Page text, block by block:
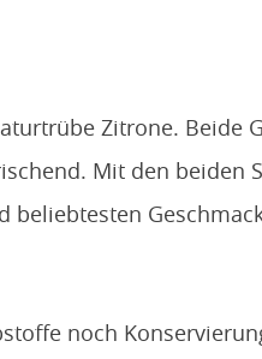
Zitrone. Beide
Mit den beiden
noch